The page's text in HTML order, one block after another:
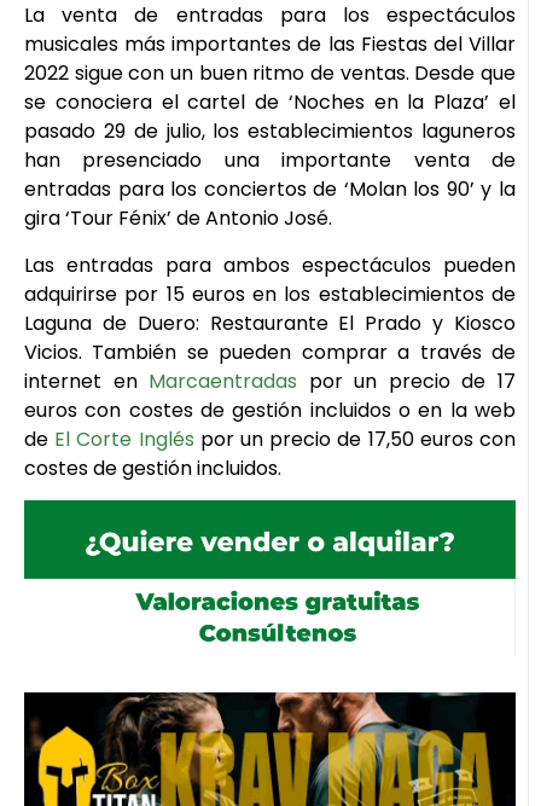
La venta de entradas para los espectáculos
musicales más importantes de las Fiestas del Villar
2022 sigue con un buen ritmo de ventas. Desde que
se conociera el cartel de ‘Noches en la Plaza’ el
pasado 29 de julio, los establecimientos laguneros
han presenciado una importante venta de
entradas para los conciertos de ‘Molan los 90’ y la
gira ‘Tour Fénix’ de Antonio José.
Las entradas para ambos espectáculos pueden
adquirirse por 15 euros en los establecimientos de
Laguna de Duero: Restaurante El Prado y Kiosco
Vicios. También se pueden comprar a través de
internet en Marcaentradas por un precio de 17
euros con costes de gestión incluidos o en la web
de El Corte Inglés por un precio de 17,50 euros con
costes de gestión incluidos.